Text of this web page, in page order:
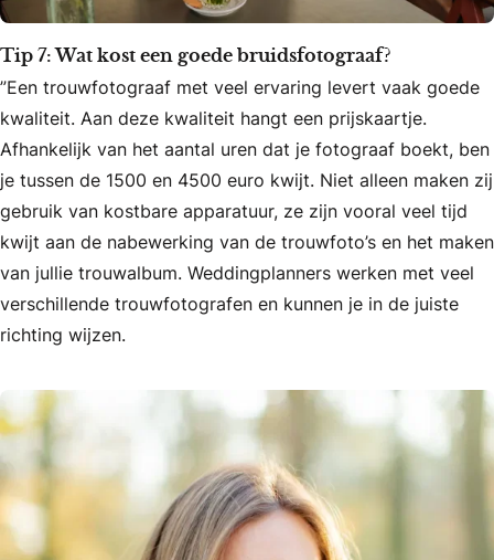
Tip 7: Wat kost een goede bruidsfotograaf?
”Een trouwfotograaf met veel ervaring levert vaak goede
kwaliteit. Aan deze kwaliteit hangt een prijskaartje.
Afhankelijk van het aantal uren dat je fotograaf boekt, ben
je tussen de 1500 en 4500 euro kwijt. Niet alleen maken zij
gebruik van kostbare apparatuur, ze zijn vooral veel tijd
kwijt aan de nabewerking van de trouwfoto’s en het maken
van jullie trouwalbum. Weddingplanners werken met veel
verschillende trouwfotografen en kunnen je in de juiste
richting wijzen.